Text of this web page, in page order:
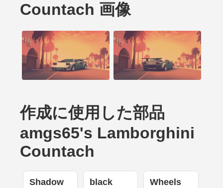
Countach 画像
作成に使用した部品
amgs65's Lamborghini
Countach
Shadow black Wheels